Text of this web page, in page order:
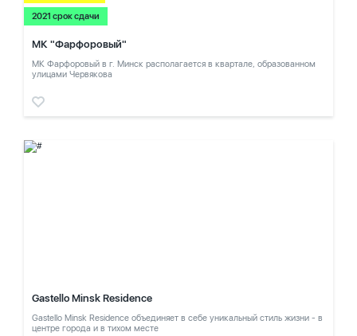
2021 срок сдачи
МК "Фарфоровый"
МК Фарфоровый в г. Минск располагается в квартале, образованном
улицами Червякова
Gastello Minsk Residence
Gastello Minsk Residence объединяет в себе уникальный стиль жизни - в
центре города и в тихом месте